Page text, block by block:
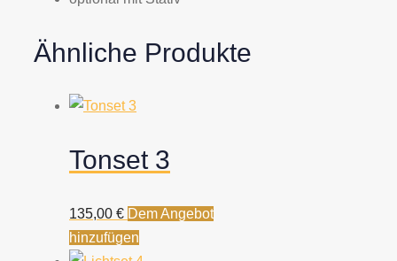
Ähnliche Produkte
Tonset 3
135,00 € Dem Angebot
hinzufügen